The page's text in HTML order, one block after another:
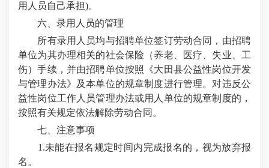
用人员自己承担)。
六、录用人员的管理
所有录用人员均与招聘单位签订劳动合同，由招聘
单位为其办理相关的社会保险（养老、医疗、失业、工
伤）手续，并由招聘单位按照《大田县公益性岗位开发
与管理办法》及本单位的规章制度进行管理。对违反公
益性岗位工作人员管理办法或用人单位的规章制度的，
按照有关规定依法解除劳动合同。
七、注意事项
1.未能在报名规定时间内完成报名的，视为放弃报
名。